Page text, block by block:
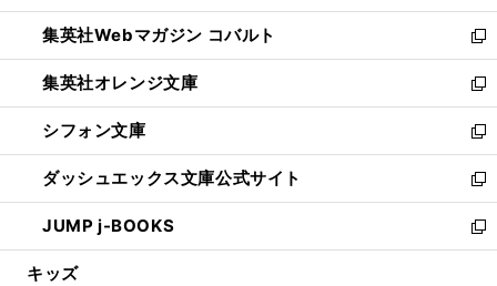
開
く
ウ
で
開
く
ン
ド
ウ
で
開
く
ウ
ィ
ン
ド
ウ
で
開
く
集英社Webマガジン コバルト
新
し
い
ウ
ィ
ン
ド
ウ
で
開
集英社オレンジ文庫
新
し
い
ウ
ィ
ン
ド
ウ
シフォン文庫
新
し
い
ウ
ィ
ン
ダッシュエックス文庫公式サイト
新
し
い
ウ
JUMP j-BOOKS
新
し
キッズ